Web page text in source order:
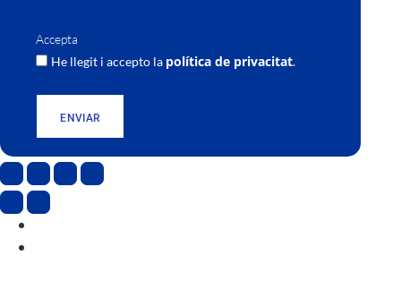
Accepta
He llegit i accepto la política de privacitat.
ENVIAR